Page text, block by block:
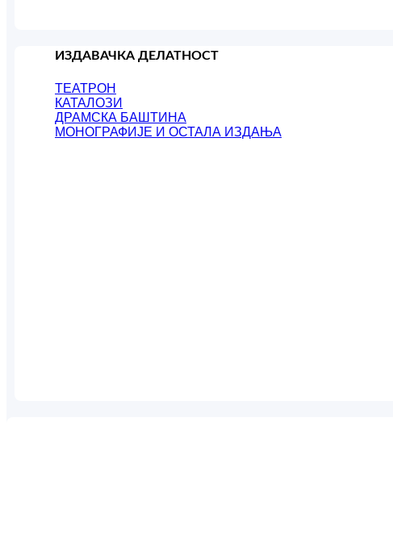
ИЗДАВАЧКА ДЕЛАТНОСТ
ТЕАТРОН
КАТАЛОЗИ
ДРАМСКА БАШТИНА
МОНОГРАФИЈЕ И ОСТАЛА ИЗДАЊА